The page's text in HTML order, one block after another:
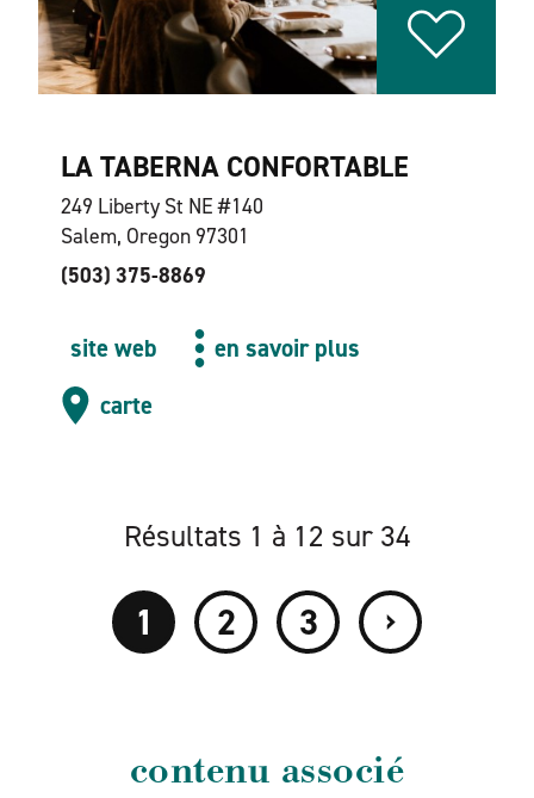
LA TABERNA CONFORTABLE
249 Liberty St NE #140
Salem, Oregon 97301
(503) 375-8869
site web
en savoir plus
carte
Résultats 1 à 12 sur 34
1 2 3 ›
contenu associé